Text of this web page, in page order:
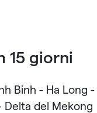
15 giorni
Binh - Ha Long -
Delta del Mekong